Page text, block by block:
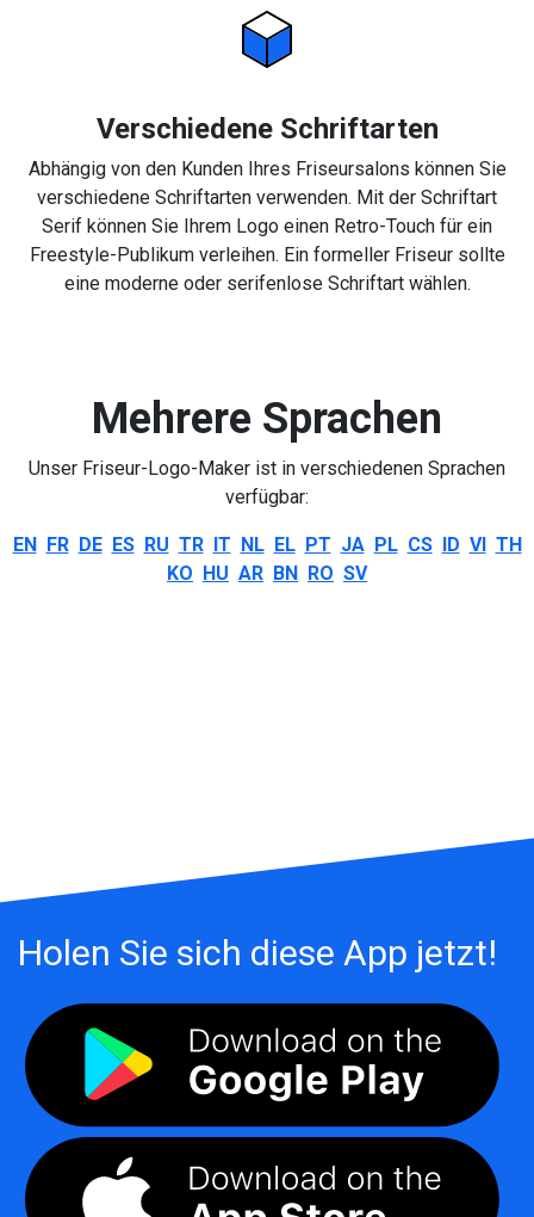
Verschiedene Schriftarten
Abhängig von den Kunden Ihres Friseursalons können Sie
verschiedene Schriftarten verwenden. Mit der Schriftart
Serif können Sie Ihrem Logo einen Retro-Touch für ein
Freestyle-Publikum verleihen. Ein formeller Friseur sollte
eine moderne oder serifenlose Schriftart wählen.
Mehrere Sprachen
Unser Friseur-Logo-Maker ist in verschiedenen Sprachen
verfügbar:
EN FR DE ES RU TR IT NL EL PT JA PL CS ID VI TH
KO HU AR BN RO SV
Holen Sie sich diese App jetzt!